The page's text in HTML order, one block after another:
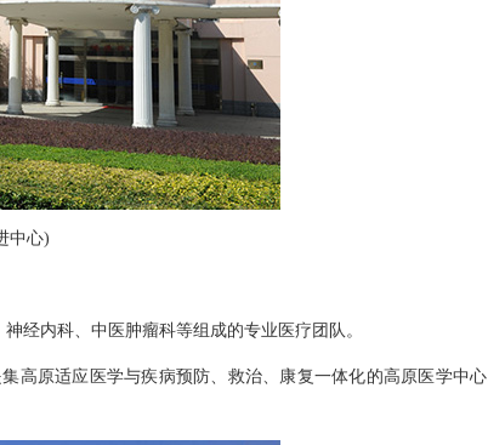
中心)
内科、中医肿瘤科等组成的专业医疗团队。
原适应医学与疾病预防、救治、康复一体化的高原医学中